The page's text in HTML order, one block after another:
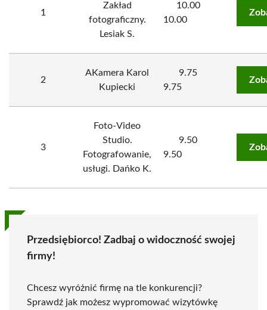
1
Zakład
fotograficzny.
Lesiak S.
10.00
10.00
2
AKamera Karol
Kupiecki
9.75
9.75
3
Foto-Video
Studio.
Fotografowanie,
usługi. Dańko K.
9.50
9.50
Przedsiębiorco! Zadbaj o widoczność swojej
firmy!
Chcesz wyróżnić firmę na tle konkurencji?
Sprawdź jak możesz wypromować wizytówkę